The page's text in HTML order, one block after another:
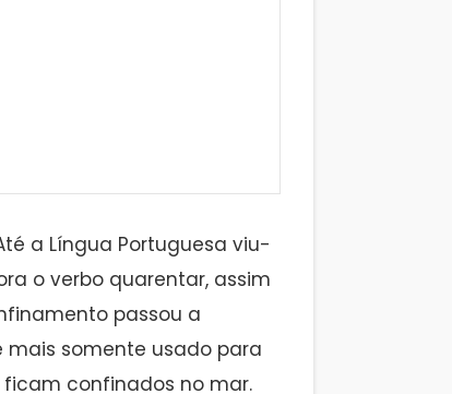
a Língua Portuguesa viu-
o verbo quarentar, assim
passou a
somente usado para
confinados no mar.